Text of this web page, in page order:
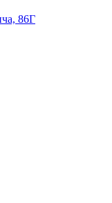
86Г